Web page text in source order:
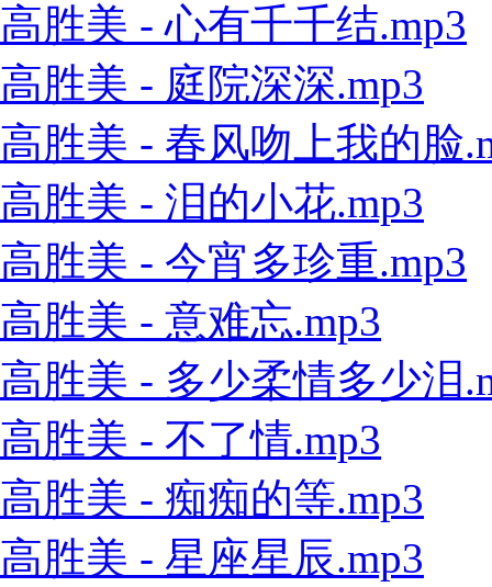
高胜美 - 心有千千结.mp3
高胜美 - 庭院深深.mp3
高胜美 - 春风吻上我的脸
高胜美 - 泪的小花.mp3
高胜美 - 今宵多珍重.mp3
高胜美 - 意难忘.mp3
高胜美 - 多少柔情多少泪
高胜美 - 不了情.mp3
高胜美 - 痴痴的等.mp3
高胜美 - 星座星辰.mp3